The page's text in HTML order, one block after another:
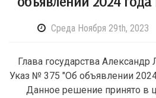
Среда Ноября 29th, 2023
Глава государства
Указ № 375 "Об объявлении
Данное решение принято в